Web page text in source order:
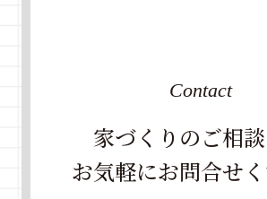
家づくりのご相
お気軽にお問合せ
Contact